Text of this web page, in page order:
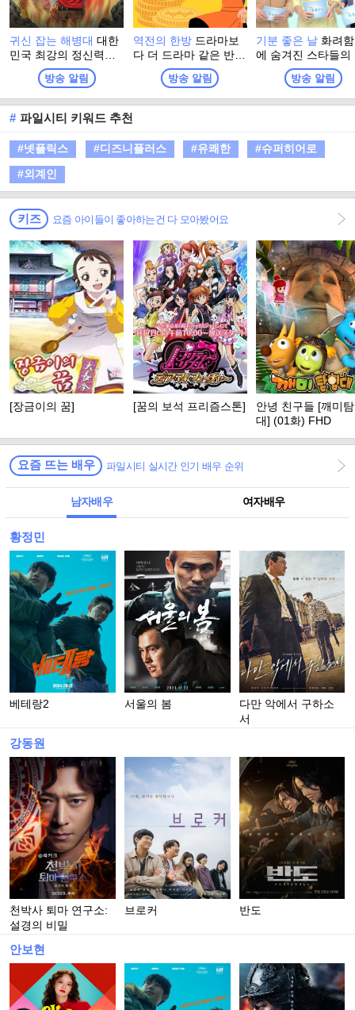
귀신 잡는 해병대대한
민국 최강의 정신력을
자부하는 해병대 출신
들이 모여, 이번엔 진짜
귀신을 잡으러 심령 스
폿으로 떠난다! 실제 무
속인들이 경험한 기이
한 사건과 금기, 그리고
사람들 사이에 떠도는
괴담을 눈앞에서 확인
하는 한여름 납량 오컬
트 수색 버라이어티!
방송 알림
역전의 한방 드라마보
다 더 드라마 같은 반전
인생 추적 스토리 프로
방송 알림
기분 좋은 날화려
에 숨겨진 스타들의
솔한 이야기와 이색
소에서 펼쳐지는 스
들의 특별한 체험.
이 함께하는 명강의
생활에 유익한 다양
방송 알림
# 파일시티 키워드 추천
#넷플릭스 #디즈니플러스 #유쾌한
#슈퍼히어로
#외계인
키즈 요즘 아이들이 좋아하는건 다 모아봤어요
[장금이의 꿈] [꿈의 보석 프리즘스톤]
안녕 친구들 [깨미
대] (01화) FHD
요즘 뜨는 배우 파일시티 실시간 인기 배우 순위
남자배우 여자배우
황정민
베테랑2 서울의 봄
다만 악에서 구하소
서
강동원
천박사 퇴마 연구소:
설경의 비밀
브로커 반도
안보현